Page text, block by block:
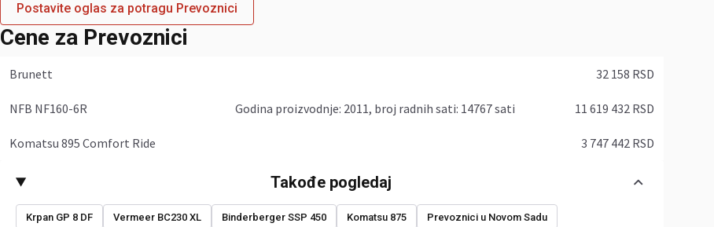
Postavite oglas za potragu Prevoznici
Cene za Prevoznici
Brunett 32 158 RSD
NFB NF160-6R godina proizvodnje: 2011, broj radnih sati: 14767 sati 11 619 432 RSD
Komatsu 895 Comfort Ride 3 747 442 RSD
Takođe pogledaj
Krpan GP 8 DF Vermeer BC230 XL Binderberger SSP 450 Komatsu 875 Prevoznici u Novom Sadu